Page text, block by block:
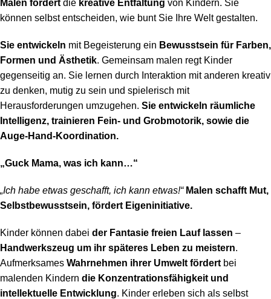
Malen fördert die kreative Entfaltung von Kindern. Sie
können selbst entscheiden, wie bunt Sie Ihre Welt gestalten.
Sie entwickeln mit Begeisterung ein Bewusstsein für Farben,
Formen und Ästhetik. Gemeinsam malen regt Kinder
gegenseitig an. Sie lernen durch Interaktion mit anderen kreativ
zu denken, mutig zu sein und spielerisch mit
Herausforderungen umzugehen. Sie entwickeln räumliche
Intelligenz, trainieren Fein- und Grobmotorik, sowie die
Auge-Hand-Koordination.
„Guck Mama, was ich kann…“
„Ich habe etwas geschafft, ich kann etwas!“ Malen schafft Mut,
Selbstbewusstsein, fördert Eigeninitiative.
Kinder können dabei der Fantasie freien Lauf lassen –
Handwerkszeug um ihr späteres Leben zu meistern.
Aufmerksames Wahrnehmen ihrer Umwelt fördert bei
malenden Kindern die Konzentrationsfähigkeit und
intellektuelle Entwicklung. Kinder erleben sich als selbst